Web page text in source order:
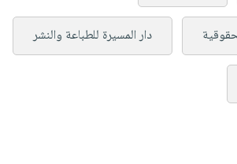
دار المسيرة للطباعة والنشر